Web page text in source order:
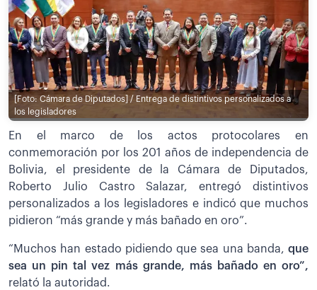
[Foto: Cámara de Diputados] / Entrega de distintivos personalizados a
los legisladores
En el marco de los actos protocolares en
conmemoración por los 201 años de independencia de
Bolivia, el presidente de la Cámara de Diputados,
Roberto Julio Castro Salazar, entregó distintivos
personalizados a los legisladores e indicó que muchos
pidieron “más grande y más bañado en oro”.
“Muchos han estado pidiendo que sea una banda, que
sea un pin tal vez más grande, más bañado en oro”,
relató la autoridad.